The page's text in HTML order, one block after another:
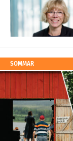
SOMMAR